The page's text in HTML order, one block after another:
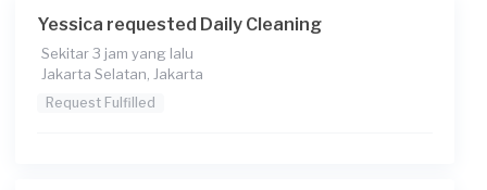
Yessica requested Daily Cleaning
Sekitar 3 jam yang lalu
Jakarta Selatan, Jakarta
Request Fulfilled